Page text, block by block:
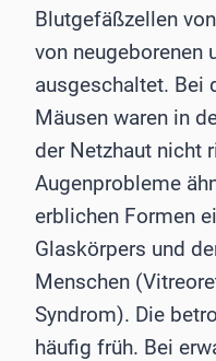
Blutgefäßzellen
von neugeborenen
ausgeschaltet. Bei
Mäusen waren in
der Netzhaut nicht
Augenprobleme
erblichen Formen
Glaskörpers und
Menschen
Syndrom). Die
häufig früh. Bei